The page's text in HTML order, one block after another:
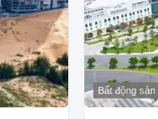
Bất động sản